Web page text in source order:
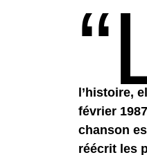
l’histoire,
février
chanson
réécrit les